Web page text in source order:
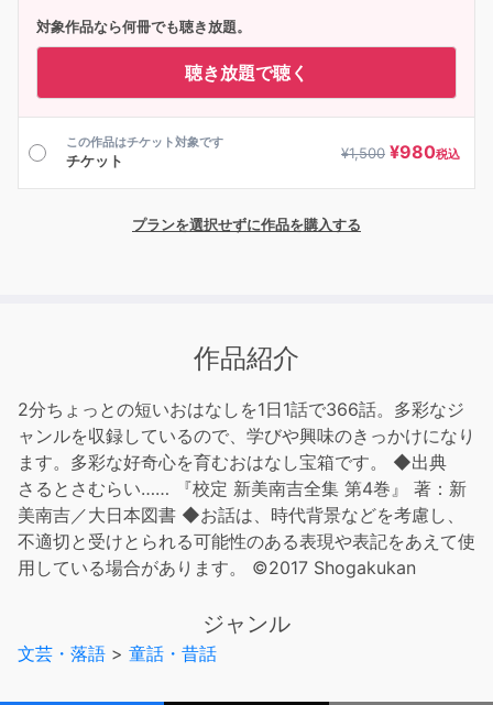
対象作品なら何冊でも聴き放題。
聴き放題で聴く
この作品はチケット対象です
チケット ¥1,500 ¥980税込
プランを選択せずに作品を購入する
作品紹介
2分ちょっとの短いおはなしを1日1話で366話。多彩なジ
ャンルを収録しているので、学びや興味のきっかけになり
ます。多彩な好奇心を育むおはなし宝箱です。 ◆出典
さるとさむらい…… 『校定 新美南吉全集 第4巻』 著：新
美南吉／大日本図書 ◆お話は、時代背景などを考慮し、
不適切と受けとられる可能性のある表現や表記をあえて使
用している場合があります。 ©2017 Shogakukan
ジャンル
文芸・落語 > 童話・昔話